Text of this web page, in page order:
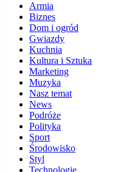
Armia
Biznes
Dom i ogród
Gwiazdy
Kuchnia
Kultura i Sztuka
Marketing
Muzyka
Nasz temat
News
Podróże
Polityka
Sport
Środowisko
Styl